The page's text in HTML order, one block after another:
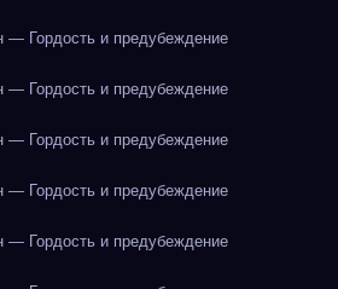
— Гордость и предубеждение
— Гордость и предубеждение
— Гордость и предубеждение
— Гордость и предубеждение
— Гордость и предубеждение